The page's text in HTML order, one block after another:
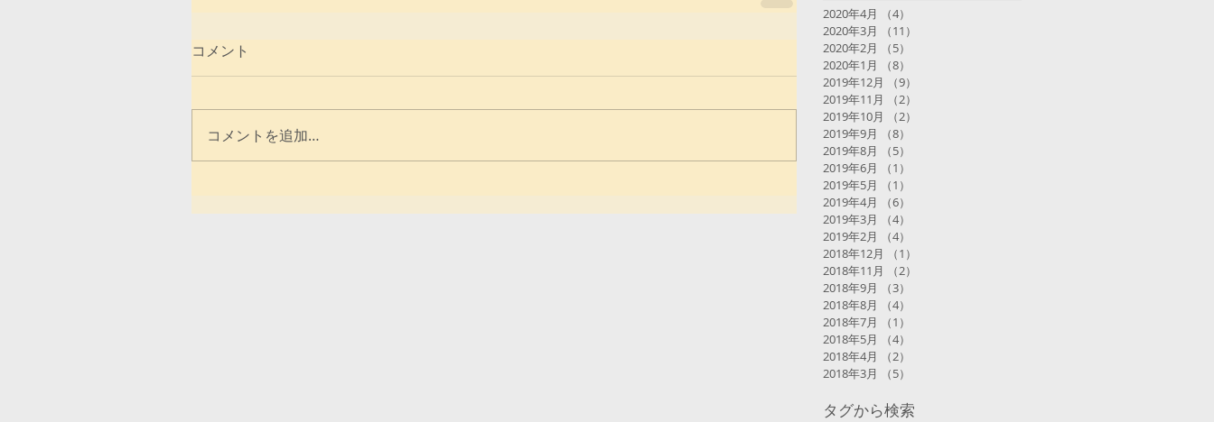
コメント
コメントを追加…
2020年4月 （4）
2020年3月
（11）
2020年2月
（5）
2020年1月
（8）
2019年12月
（9）
2019年11月
（2）
2019年10月
（2）
2019年9月
（8）
2019年8月
（5）
2019年6月
（1）
2019年5月
（1）
2019年4月
（6）
2019年3月
（4）
2019年2月
（4）
2018年12月
（1）
2018年11月
（2）
2018年9月
（3）
2018年8月
（4）
2018年7月
（1）
2018年5月
（4）
2018年4月
（2）
2018年3月
（5）
タグから検索